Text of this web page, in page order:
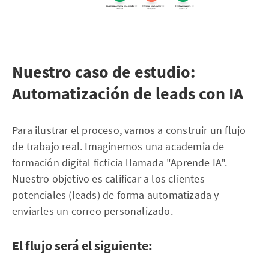
Nuestro caso de estudio:
Automatización de leads con IA
Para ilustrar el proceso, vamos a construir un flujo
de trabajo real. Imaginemos una academia de
formación digital ficticia llamada "Aprende IA".
Nuestro objetivo es calificar a los clientes
potenciales (leads) de forma automatizada y
enviarles un correo personalizado.
El flujo será el siguiente: